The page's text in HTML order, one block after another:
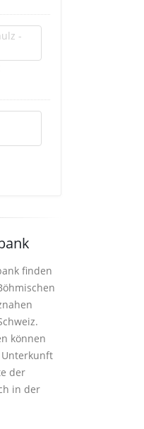
finden
können
der
in der